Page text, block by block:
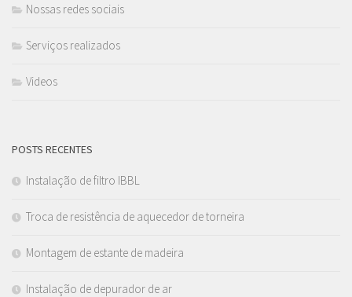
Nossas redes sociais
Serviços realizados
Videos
POSTS RECENTES
Instalação de filtro IBBL
Troca de resistência de aquecedor de torneira
Montagem de estante de madeira
Instalação de depurador de ar